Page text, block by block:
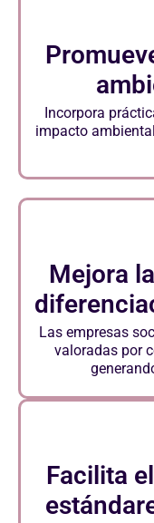
Incorpora
impacto
Mejora
Las empresas
valoradas por
Facilita